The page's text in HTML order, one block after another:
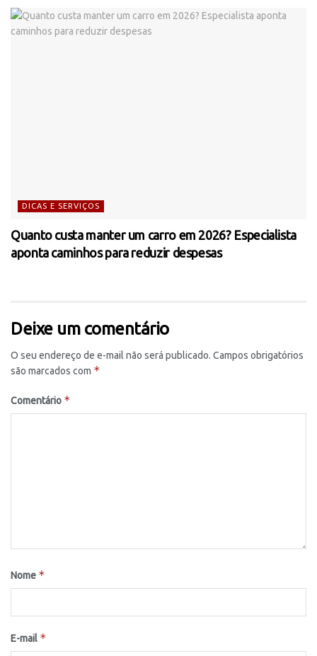
DICAS E SERVIÇOS
Quanto custa manter um carro em 2026? Especialista
aponta caminhos para reduzir despesas
Deixe um comentário
O seu endereço de e-mail não será publicado. Campos obrigatórios
são marcados com *
Comentário *
Nome *
E-mail *